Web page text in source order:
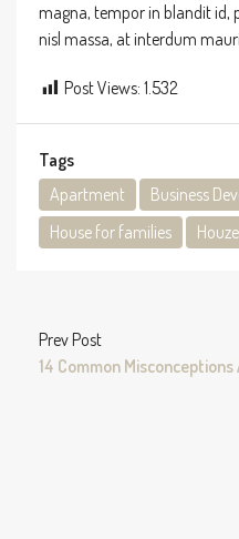
magna, tempor in blandit id,
nisl massa, at interdum
Post Views: 1.532
Tags
Apartment
Business
House for families
Prev Post
14 Common